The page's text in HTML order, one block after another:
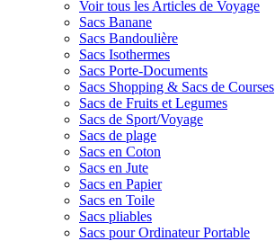
Voir tous les Articles de Voyage
Sacs Banane
Sacs Bandoulière
Sacs Isothermes
Sacs Porte-Documents
Sacs Shopping & Sacs de Courses
Sacs de Fruits et Legumes
Sacs de Sport/Voyage
Sacs de plage
Sacs en Coton
Sacs en Jute
Sacs en Papier
Sacs en Toile
Sacs pliables
Sacs pour Ordinateur Portable